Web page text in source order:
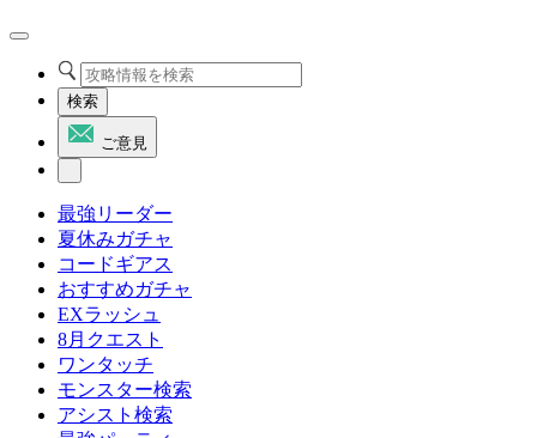
検索
ご意見
最強リーダー
夏休みガチャ
コードギアス
おすすめガチャ
EXラッシュ
8月クエスト
ワンタッチ
モンスター検索
アシスト検索